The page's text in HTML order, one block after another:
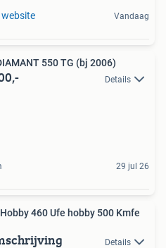
website Vandaag
550 TG (bj 2006)
Details
29 jul 26
460 Ufe hobby 500 Kmfe
Details